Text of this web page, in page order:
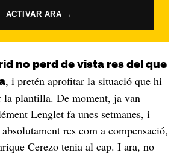
ACTIVAR ARA →
no perd de vista res del que
, i pretén aprofitar la situació que hi
la plantilla. De moment, ja van
Lenglet fa unes setmanes, i
absolutament res com a compensació,
Cerezo tenia al cap. I ara, no